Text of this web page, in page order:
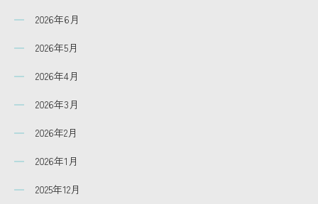
2026年6月
2026年5月
2026年4月
2026年3月
2026年2月
2026年1月
2025年12月